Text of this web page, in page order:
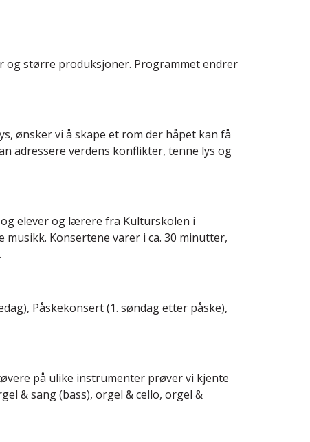
større produksjoner. Programmet endrer
ønsker vi å skape et rom der håpet kan få
adressere verdens konflikter, tenne lys og
elever og lærere fra Kulturskolen i
Konsertene varer i ca. 30 minutter,
Påskekonsert (1. søndag etter påske),
på ulike instrumenter prøver vi kjente
& sang (bass), orgel & cello, orgel &